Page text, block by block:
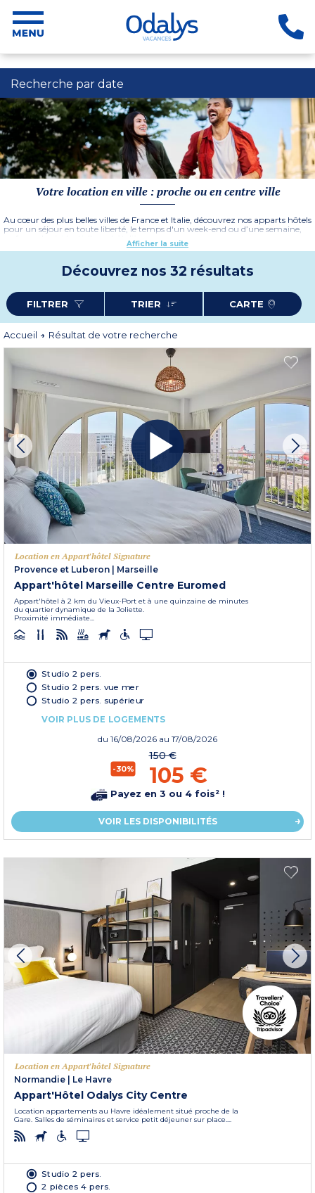
Recherche par date
Votre location en ville : proche ou en centre ville
Au cœur des plus belles villes de France et Italie, découvrez nos apparts hôtels
pour un séjour en toute liberté, le temps d'un week-end ou d’une semaine,
en formule résidentielle ou hôtelière.
une location en centre ville en séjournant parmi les apparts hôtels Odalys
situés aux quatre coins de la France ou en région toscane en Italie. Il n’y aura
votre location d’appartement avec en bonus les prestations et services d’un
hôtel.
Découvrez toutes nos destinations en centre ville dans les régions d’Alsace,
Aquitaine, Bourgogne et Ain, Bretagne, Centre – Limousin – Auvergne, Côte
d’Azur, Languedoc Roussillon, du pays Lyonnais, Nord Picardie, Poitou
Charentes, Provence et Lubéron, Pyrénées ou en région Sud-Ouest.
Afficher la suite
Découvrez nos 32 résultats
FILTRER TRIER CARTE
Accueil Résultat de votre recherche
Location en Appart'hôtel Signature
Provence et Luberon
Marseille
Appart'hôtel Marseille Centre Euromed
Appart'hôtel à 2 km du Vieux-Port et à une quinzaine de minutes
du quartier dynamique de la Joliette.
Proximité immédiate...
Studio 2 pers.
Studio 2 pers. vue mer
Studio 2 pers. supérieur
VOIR PLUS DE LOGEMENTS
du 16/08/2026 au 17/08/2026
-30%
150 €
105 €
Payez en 3 ou 4 fois² !
VOIR LES DISPONIBILITÉS
Location en Appart'hôtel Signature
Normandie
Le Havre
Appart'Hôtel Odalys City Centre
Location appartements au Havre idéalement situé proche de la
Gare. Salles de séminaires et service petit déjeuner sur place....
Studio 2 pers.
2 pièces 4 pers.